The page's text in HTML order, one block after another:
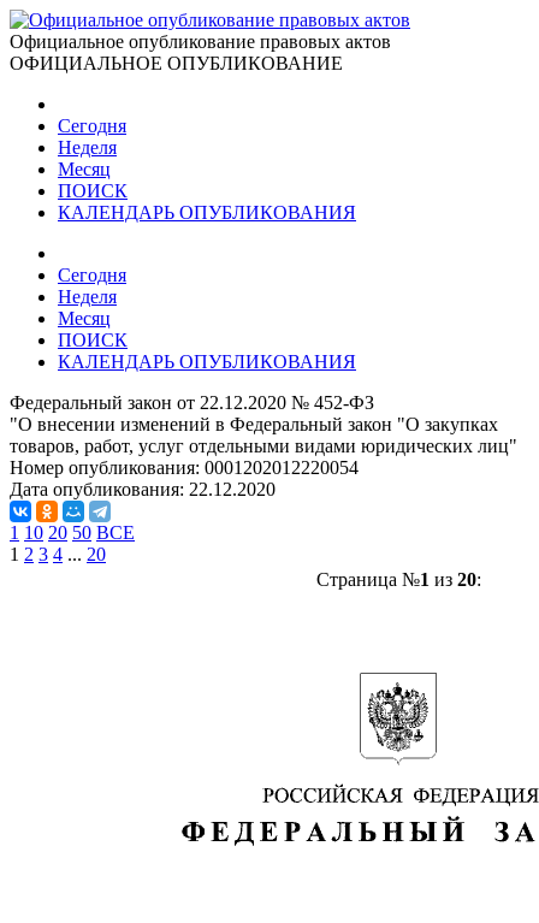
Официальное опубликование правовых актов
ОФИЦИАЛЬНОЕ ОПУБЛИКОВАНИЕ
Сегодня
Неделя
Месяц
ПОИСК
КАЛЕНДАРЬ ОПУБЛИКОВАНИЯ
Сегодня
Неделя
Месяц
ПОИСК
КАЛЕНДАРЬ ОПУБЛИКОВАНИЯ
Федеральный закон от 22.12.2020 № 452-ФЗ
"О внесении изменений в Федеральный закон "О закупках
товаров, работ, услуг отдельными видами юридических лиц"
Номер опубликования: 0001202012220054
Дата опубликования: 22.12.2020
1 10 20 50 ВСЕ
1 2 3 4 ... 20
Страница №1 из 20: